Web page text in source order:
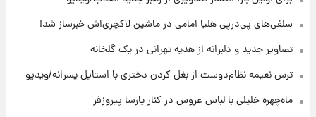
۲۱ ساعت پیش
با قدرتمندترین و بادوام ترین تانک جهان آشنا
شوید+ فیلم
۲۱ ساعت پیش
سلفی‌های پی‌درپی هلیا امامی در ماشین لاکچری‌اش خبرساز شد!
تصاویر جدید و دلبرانه از هدیه تهرانی در یک گلخانه
ترس نعیمه نظام‌دوست از بغل کردن دختری با استایل پسرانه/ویدیو
ماه‌چهره خلیلی با لباس عروس در کنار پارسا پیروزفر